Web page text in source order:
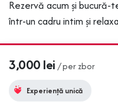
Rezervă acum și bucură-
într-un cadru intim și
3,000 lei / per zbor
Experiență unică